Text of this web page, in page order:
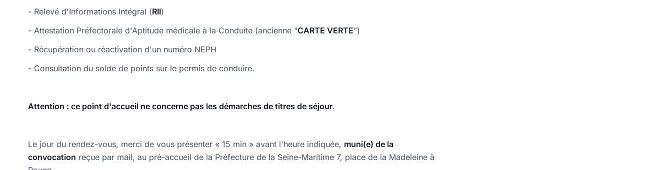
- Relevé d'Informations Intégral (RII)
- Attestation Préfectorale d'Aptitude médicale à la Conduite (ancienne "CARTE VERTE")
- Récupération ou réactivation d'un numéro NEPH
- Consultation du solde de points sur le permis de conduire.
Attention : ce point d'accueil ne concerne pas les démarches de titres de séjour.
Le jour du rendez-vous, merci de vous présenter « 15 min » avant l'heure indiquée, muni(e) de la
convocation reçue par mail, au pré-accueil de la Préfecture de la Seine-Maritime 7, place de la Madeleine à